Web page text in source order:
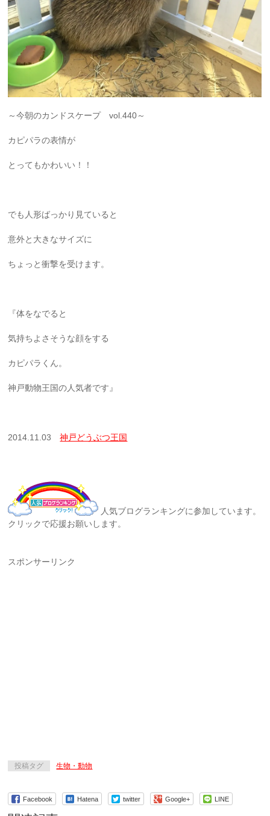
～今朝のカンドスケープ vol.440～
カピパラの表情が
とってもかわいい！！
でも人形ばっかり見ていると
意外と大きなサイズに
ちょっと衝撃を受けます。
『体をなでると
気持ちよさそうな顔をする
カピパラくん。
神戸動物王国の人気者です』
2014.11.03神戸どうぶつ王国
人気ブログランキングに参加しています。
クリックで応援お願いします。
スポンサーリンク
投稿タグ 生物・動物
Facebook Hatena twitter Google+ LINE